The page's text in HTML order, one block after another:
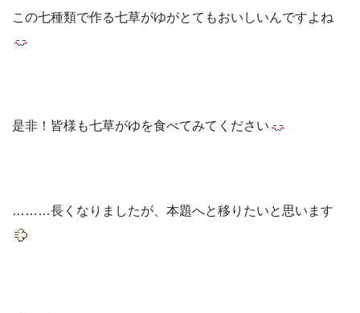
この七種類で作る七草がゆがとてもおいしいんですよね
是非！皆様も七草がゆを食べてみてください
………長くなりましたが、本題へと移りたいと思います